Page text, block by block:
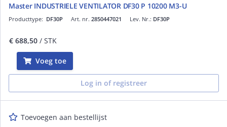
Master INDUSTRIELE VENTILATOR DF30 P 10200 M3-U
Art. nr. 2850447021
Producttype: DF30P Lev. Nr.: DF30P
€ 688,50 / STK
Voeg toe
Log in of registreer
Toevoegen aan bestellijst